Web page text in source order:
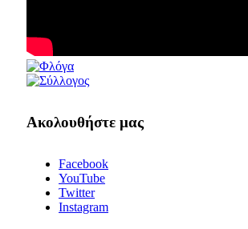
Ακολουθήστε μας
Facebook
YouTube
Twitter
Instagram